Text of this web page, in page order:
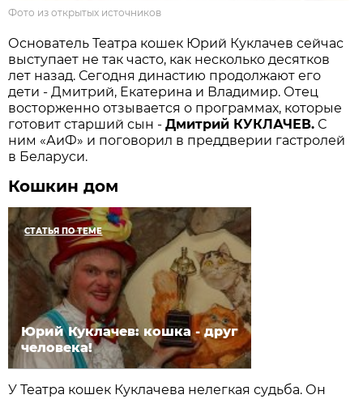
Фото из открытых источников
Основатель Театра кошек Юрий Куклачев сейчас
выступает не так часто, как несколько десятков
лет назад. Сегодня династию продолжают его
дети - Дмитрий, Екатерина и Владимир. Отец
восторженно отзывается о программах, которые
готовит старший сын -Дмитрий КУКЛАЧЕВ. С
ним «АиФ» и поговорил в преддверии гастролей
в Беларуси.
Кошкин дом
СТАТЬЯ ПО ТЕМЕ
Юрий Куклачев: кошка - друг
человека!
У Театра кошек Куклачева нелегкая судьба. Он